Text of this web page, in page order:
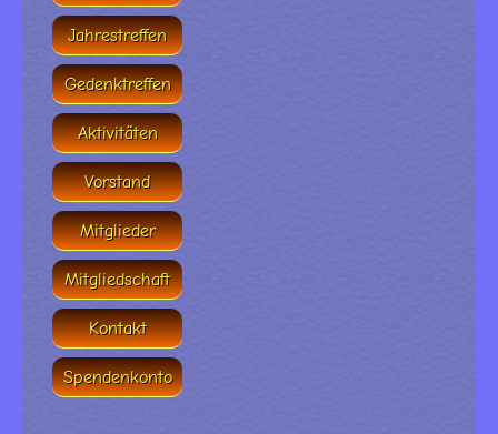
Jahrestreffen
Gedenktreffen
Aktivitäten
Vorstand
Mitglieder
Mitgliedschaft
Kontakt
Spendenkonto